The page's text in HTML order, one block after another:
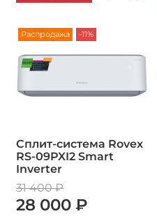
Распродажа -11%
Сплит-система Rovex
RS-09PXI2 Smart
Inverter
31 400 ₽
28 000 ₽